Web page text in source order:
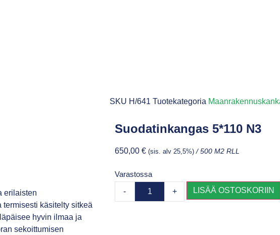
erilaisten
käsitelty sitkeä
hyvin ilmaa ja
sekoittumisen
SKU H/641 Tuotekategoria
Suodatinkangas 5*110 N3
650,00 € (sis. alv 25,5%)/ 500 M2 RLL
Varastossa
- + LISÄÄ OSTOSKORIIN